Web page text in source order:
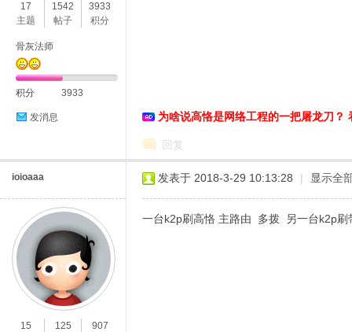
17
主题
1542
帖子
3933
积分
骨灰法师
积分 3933
发消息 为啥说高恪是网络工程的一把屠龙刀？
回复
ioioaaa
15
125
907
发表于 2018-3-29 10:13:28 | 显示全
一台k2p刷高恪 主路由 多拨 另一台k2p刷